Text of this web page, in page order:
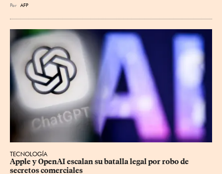
Por AFP
TECNOLOGÍA
Apple y OpenAI escalan su batalla legal por robo de
secretos comerciales